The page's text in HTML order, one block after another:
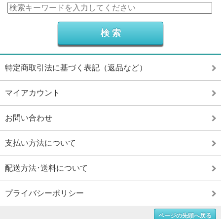
特定商取引法に基づく表記（返品など）
マイアカウント
お問い合わせ
支払い方法について
配送方法･送料について
プライバシーポリシー
ページの先頭へ戻る